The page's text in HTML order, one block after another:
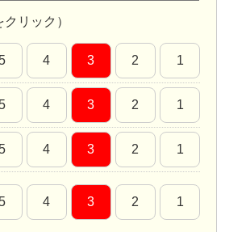
リック）
4 3 2 1
4 3 2 1
4 3 2 1
4 3 2 1